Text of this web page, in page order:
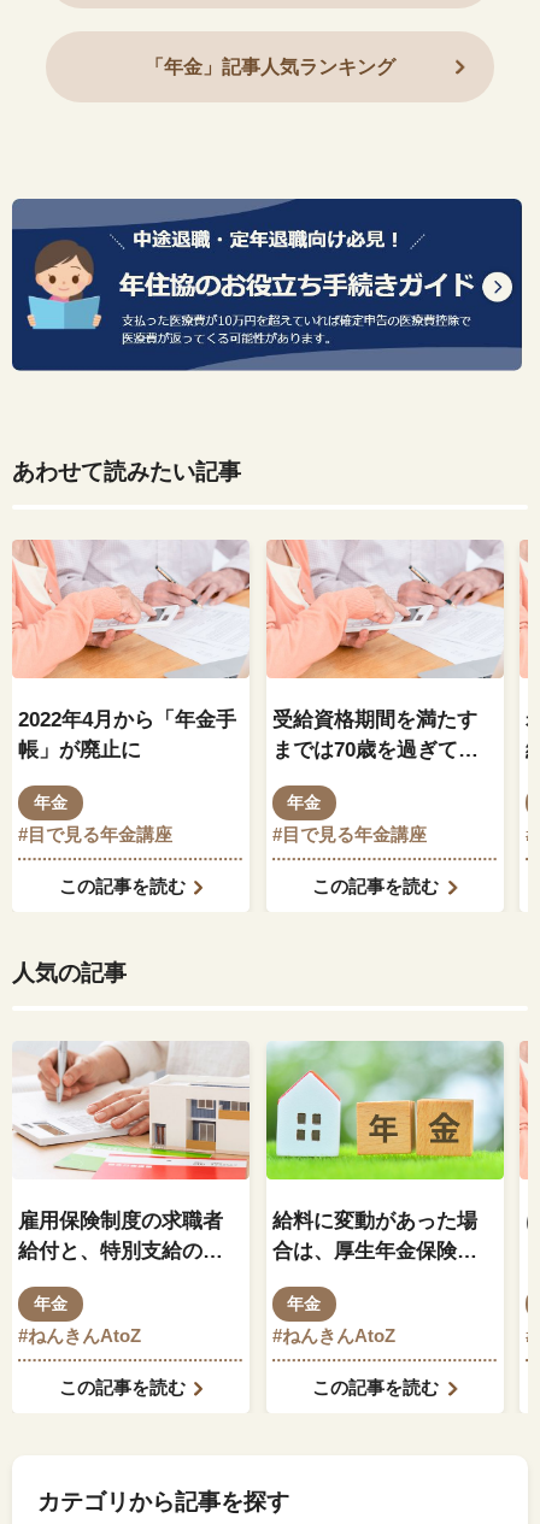
「年金」記事人気ランキング
あわせて読みたい記事
2022年4月から「年金手
帳」が廃止に
年金
#目で見る年金講座
この記事を読む
受給資格期間を満たす
までは70歳を過ぎても
加入できる
年金
#目で見る年金講座
この記事を読む
#
人気の記事
雇用保険制度の求職者
給付と、特別支給の老
齢厚生年金の関係はど
のようになっているの
でしょうか？
年金
#ねんきんAtoZ
この記事を読む
給料に変動があった場
合は、厚生年金保険料
もそれに伴って変動し
ますか？
年金
#ねんきんAtoZ
この記事を読む
#
カテゴリから記事を探す